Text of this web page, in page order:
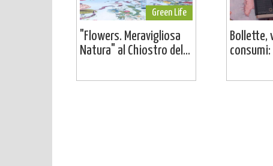
Green Life
"Flowers. Meravigliosa
Natura" al Chiostro del...
Bollette,